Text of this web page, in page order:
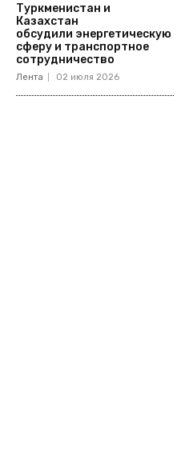
Туркменистан и
Казахстан
обсудили энергетическую
сферу и транспортное
сотрудничество
Лента 02 июля 2026